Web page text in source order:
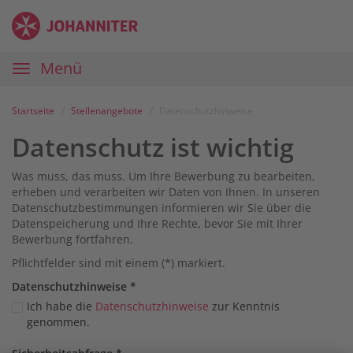
Zum
Inhalt
Anmelden
Zur
Navigation
Zur
Startseite
Karriereportal
Johanniter
Hauptnavigation
Menü
Startseite Stellenangebote
Datenschutz ist wichtig
Was muss, das muss. Um Ihre Bewerbung zu bearbeiten,
erheben und verarbeiten wir Daten von Ihnen. In unseren
Datenschutzbestimmungen informieren wir Sie über die
Datenspeicherung und Ihre Rechte, bevor Sie mit Ihrer
Bewerbung fortfahren.
Pflichtfelder sind mit einem (*) markiert.
Datenschutz­hinweise *
Ich habe die Datenschutzhinweise zur Kenntnis
genommen.